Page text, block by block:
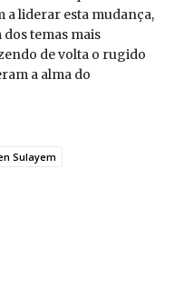
a liderar esta mudança,
temas mais
de volta o rugido
a alma do
Sulayem